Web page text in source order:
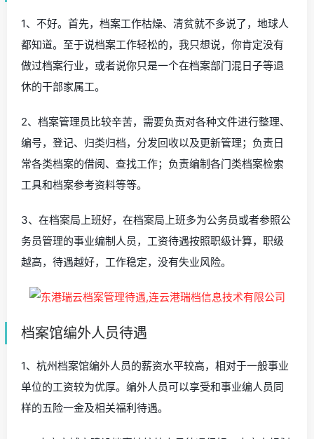
1、不好。首先，档案工作枯燥、清贫就不多说了，地球人
都知道。至于说档案工作轻松的，我只想说，你肯定没有
做过档案行业，或者说你只是一个在档案部门混日子等退
休的干部家属工。
2、档案管理员比较辛苦，需要负责对各种文件进行整理、
编号，登记、归类归档，分发回收以及更新管理；负责日
常各类档案的借阅、查找工作；负责编制各门类档案检索
工具和档案参考资料等等。
3、在档案局上班好，在档案局上班多为公务员或者参照公
务员管理的事业编制人员，工资待遇按照职级计算，职级
越高，待遇越好，工作稳定，没有失业风险。
档案馆编外人员待遇
1、杭州档案馆编外人员的薪资水平较高，相对于一般事业
单位的工资较为优厚。编外人员可以享受和事业编人员同
样的五险一金及相关福利待遇。